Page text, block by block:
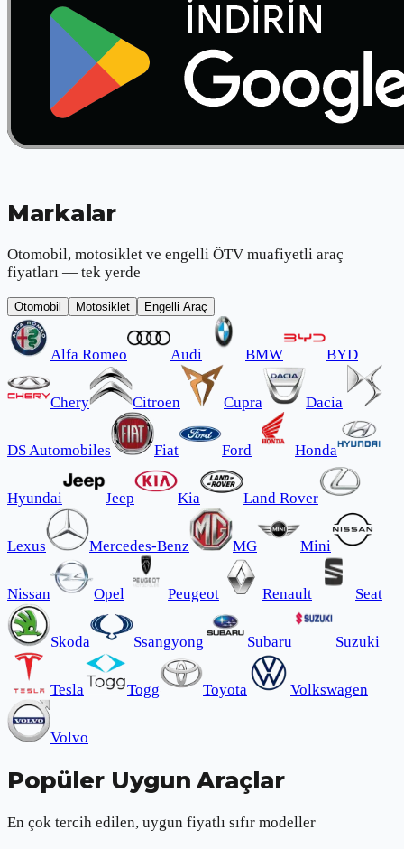
Markalar
Otomobil, motosiklet ve engelli ÖTV muafiyetli araç
fiyatları — tek yerde
Otomobil Motosiklet Engelli Araç
Alfa Romeo Audi BMW BYD
Chery Citroen Cupra Dacia
DS Automobiles Fiat Ford Honda
Hyundai Jeep Kia Land Rover
Lexus Mercedes-Benz MG Mini
Nissan Opel Peugeot Renault Seat
Skoda Ssangyong Subaru Suzuki
Tesla Togg Toyota Volkswagen
Volvo
Popüler Uygun Araçlar
En çok tercih edilen, uygun fiyatlı sıfır modeller